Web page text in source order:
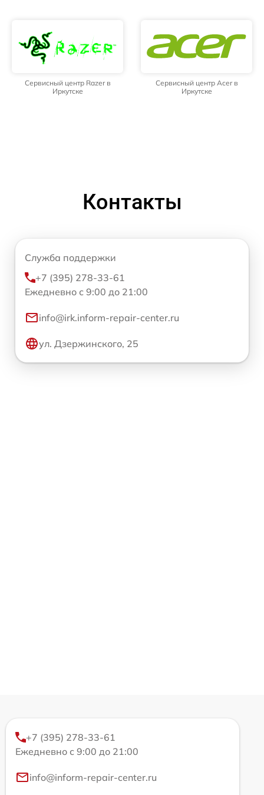
Сервисный центр Razer в
Иркутске
Сервисный центр Acer в
Иркутске
Контакты
Служба поддержки
+7 (395) 278-33-61
Ежедневно с 9:00 до 21:00
info@irk.inform-repair-center.ru
ул. Дзержинского, 25
+7 (395) 278-33-61
Ежедневно с 9:00 до 21:00
info@inform-repair-center.ru